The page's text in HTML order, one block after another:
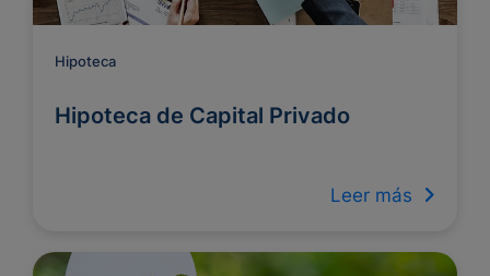
Hipoteca
Hipoteca de Capital Privado
Leer más